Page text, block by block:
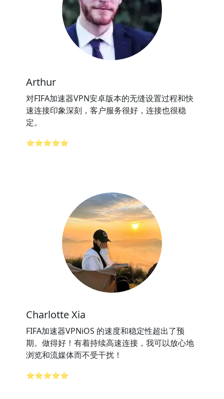
Arthur
对FIFA加速器VPN安卓版本的无缝设置过程和快
速连接印象深刻，客户服务很好，连接也很稳
定。
⭐⭐⭐⭐⭐
Charlotte Xia
FIFA加速器VPNiOS 的速度和稳定性超出了预
期。做得好！有着持续高速连接，我可以放心地
浏览和流媒体而不受干扰！
⭐⭐⭐⭐⭐